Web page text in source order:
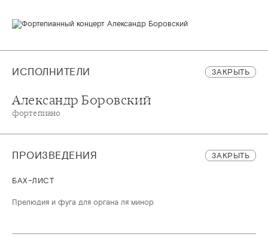
ИСПОЛНИТЕЛИ ЗАКРЫТЬ
Александр Боровский
фортепиано
ПРОИЗВЕДЕНИЯ ЗАКРЫТЬ
БАХ–ЛИСТ
Прелюдия и фуга для органа ля минор